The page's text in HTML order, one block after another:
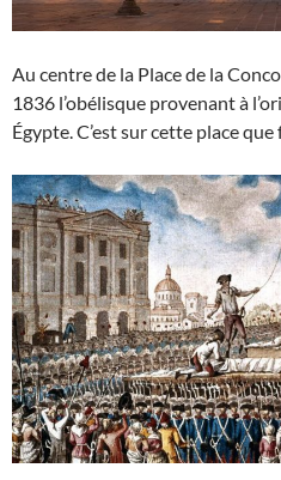
Au centre de la Place de la
1836 l’obélisque provenant à
Égypte. C’est sur cette place